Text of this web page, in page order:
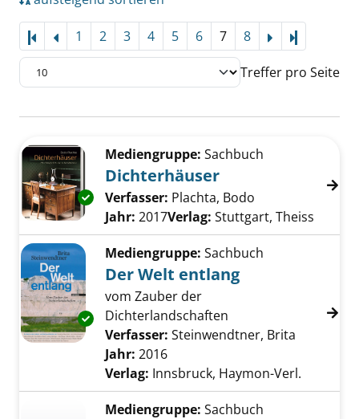
1 2 3 4 5 6 7 8
Treffer pro Seite
Zu den Suchfiltern springen
Exemplar-Details von Dichterhäuser
Mediengruppe: Sachbuch
Dichterhäuser
Verfasser: Plachta, Bodo
Jahr: 2017Verlag: Stuttgart, Theiss
Exemplar-Details von Der Welt entlang
Mediengruppe: Sachbuch
Der Welt entlang
vom Zauber der
Dichterlandschaften
Verfasser: Steinwendtner, Brita
Jahr: 2016
Verlag: Innsbruck, Haymon-Verl.
Mediengruppe: Sachbuch